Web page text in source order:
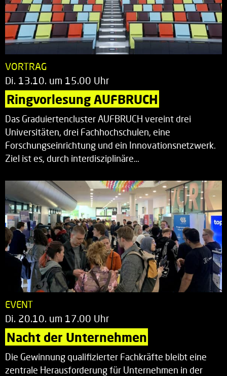
VORTRAG
Di. 13.10. um 15.00 Uhr
Ringvorlesung AUFBRUCH
Das Graduiertencluster AUFBRUCH vereint drei
Universitäten, drei Fachhochschulen, eine
Forschungseinrichtung und ein Innovationsnetzwerk.
Ziel ist es, durch interdisziplinäre…
EVENT
Di. 20.10. um 17.00 Uhr
Nacht der Unternehmen
Die Gewinnung qualifizierter Fachkräfte bleibt eine
zentrale Herausforderung für Unternehmen in der